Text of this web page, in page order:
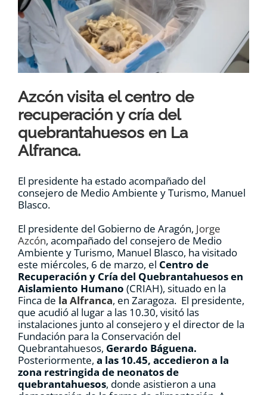
RECURSOS
NOTICIAS
CONTACTO
CARRITO
Azcón visita el centro de
recuperación y cría del
quebrantahuesos en La
Alfranca.
El presidente ha estado acompañado del
consejero de Medio Ambiente y Turismo, Manuel
Blasco.
El presidente del Gobierno de Aragón, Jorge
Azcón, acompañado del consejero de Medio
Ambiente y Turismo, Manuel Blasco, ha visitado
este miércoles, 6 de marzo, el Centro de
Recuperación y Cría del Quebrantahuesos en
Aislamiento Humano (CRIAH), situado en la
Finca de la Alfranca, en Zaragoza. El presidente,
que acudió al lugar a las 10.30, visitó las
instalaciones junto al consejero y el director de la
Fundación para la Conservación del
Quebrantahuesos, Gerardo Báguena.
Posteriormente, a las 10.45, accedieron a la
zona restringida de neonatos de
quebrantahuesos, donde asistieron a una